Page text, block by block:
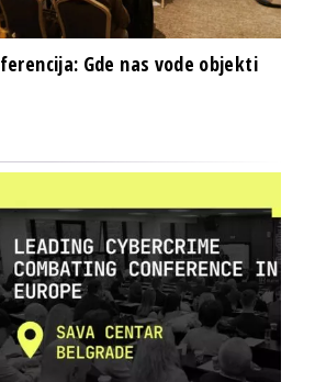
Gde nas vode objekti